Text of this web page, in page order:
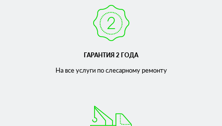
ГАРАНТИЯ 2 ГОДА
На все услуги по слесарномуремонту